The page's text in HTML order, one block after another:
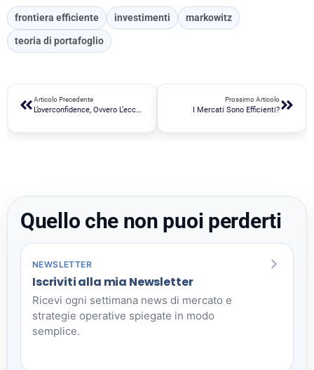
frontiera efficiente investimenti
markowitz
teoria di portafoglio
Articolo Precedente Prossimo Articolo
I Mercati Sono Efficienti?
Quello che non puoi perderti
NEWSLETTER
Iscriviti alla mia Newsletter
Ricevi ogni settimana news di mercato e
strategie operative spiegate in modo
semplice.